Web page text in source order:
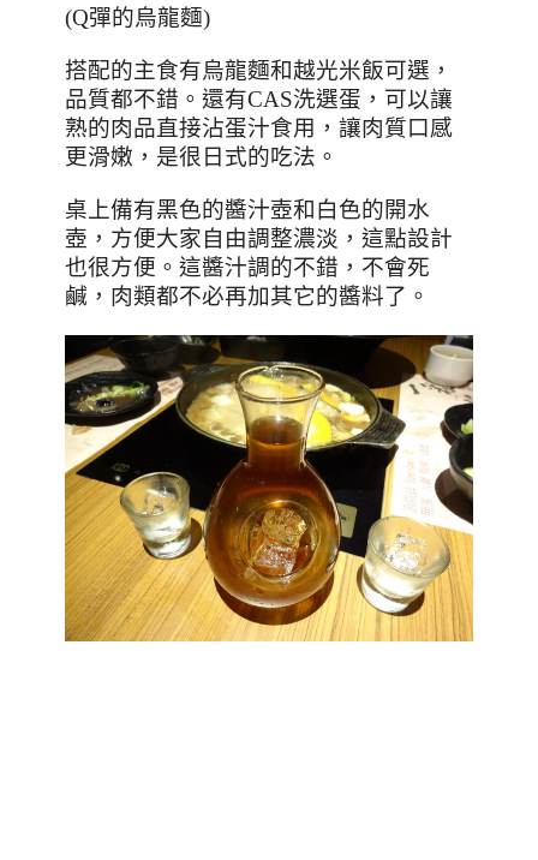
(Q彈的烏龍麵)
搭配的主食有烏龍麵和越光米飯可選，
品質都不錯。還有CAS洗選蛋，可以讓
熟的肉品直接沾蛋汁食用，讓肉質口感
更滑嫩，是很日式的吃法。
桌上備有黑色的醬汁壺和白色的開水
壺，方便大家自由調整濃淡，這點設計
也很方便。這醬汁調的不錯，不會死
鹹，肉類都不必再加其它的醬料了。